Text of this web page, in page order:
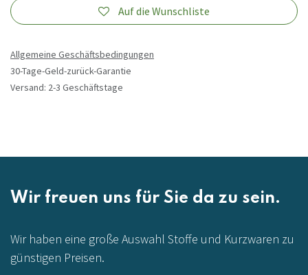
Auf die Wunschliste
Allgemeine Geschäftsbedingungen
30-Tage-Geld-zurück-Garantie
Versand: 2-3 Geschäftstage
Wir freuen uns für Sie da zu sein.
Wir haben eine große Auswahl Stoffe und Kurzwaren zu
günstigen Preisen.